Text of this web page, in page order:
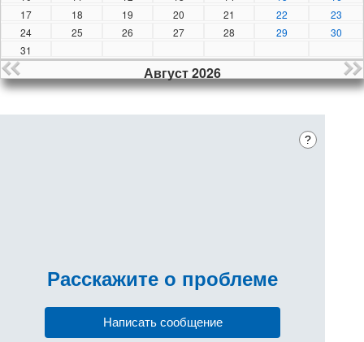
17
18 19 20 21 22
23
24
25 26 27 28 29
30
31
Август 2026
?
Расскажите о проблеме
Написать сообщение